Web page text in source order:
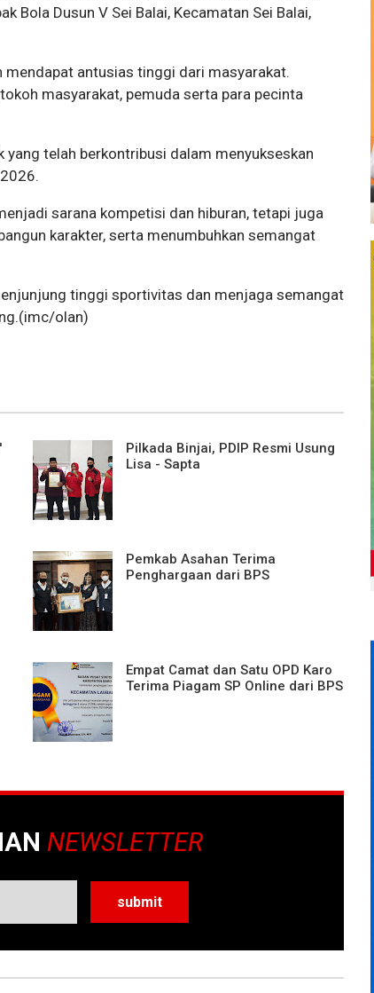
Bola Dusun V Sei Balai, Kecamatan Sei Balai,
mendapat antusias tinggi dari masyarakat.
masyarakat, pemuda serta para pecinta
telah berkontribusi dalam menyukseskan
sarana kompetisi dan hiburan, tetapi juga
karakter, serta menumbuhkan semangat
tinggi sportivitas dan menjaga semangat
olan)
Pilkada Binjai, PDIP Resmi Usung
Lisa - Sapta
Pemkab Asahan Terima
Penghargaan dari BPS
Empat Camat dan Satu OPD Karo
Terima Piagam SP Online dari BPS
NEWSLETTER